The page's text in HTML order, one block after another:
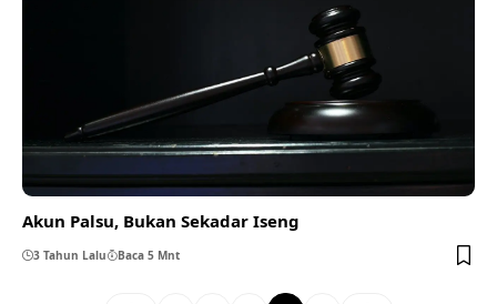
Akun Palsu, Bukan Sekadar Iseng
3 Tahun Lalu Baca 5 Mnt